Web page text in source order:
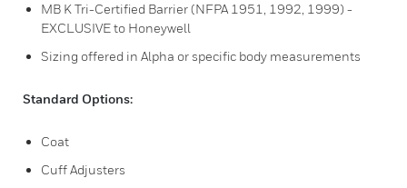
MB K Tri-Certified Barrier (NFPA 1951, 1992, 1999) -
EXCLUSIVE to Honeywell
Sizing offered in Alpha or specific body measurements
Standard Options:
Coat
Cuff Adjusters